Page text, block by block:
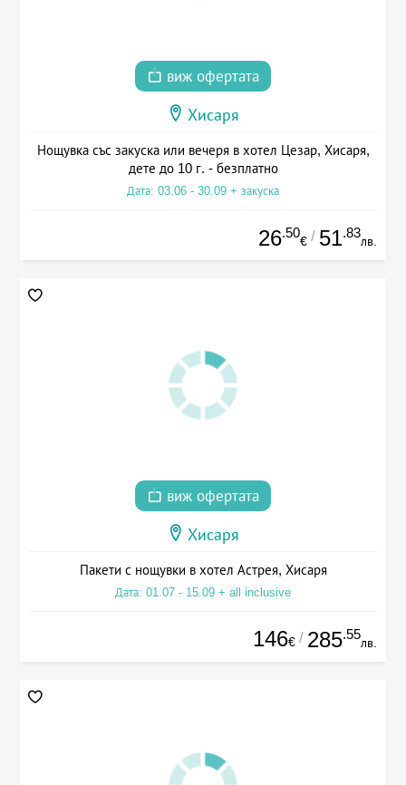
виж офертата
Хисаря
Нощувка със закуска или вечеря в хотел Цезар, Хисаря,
дете до 10 г. - безплатно
Дата: 03.06 - 30.09 + закуска
26.50
€ / 51.83
лв.
виж офертата
Хисаря
Пакети с нощувки в хотел Астрея, Хисаря
Дата: 01.07 - 15.09 + all inclusive
146€ / 285.55
лв.